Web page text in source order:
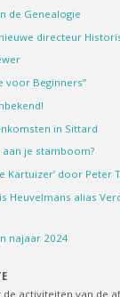
de Genealogie
directeur
voor Beginners”
in Sittard
je stamboom?
Kartuizer’ door Peter
Heuvelmans alias
najaar 2024
activiteiten van de